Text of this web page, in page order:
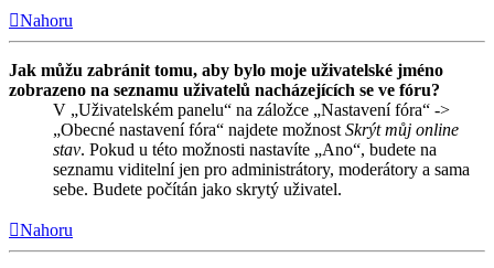
Nahoru
Jak můžu zabránit tomu, aby bylo moje uživatelské jméno
zobrazeno na seznamu uživatelů nacházejících se ve fóru?
V „Uživatelském panelu“ na záložce „Nastavení fóra“ ->
„Obecné nastavení fóra“ najdete možnost Skrýt můj online
stav. Pokud u této možnosti nastavíte „Ano“, budete na
seznamu viditelní jen pro administrátory, moderátory a sama
sebe. Budete počítán jako skrytý uživatel.
Nahoru